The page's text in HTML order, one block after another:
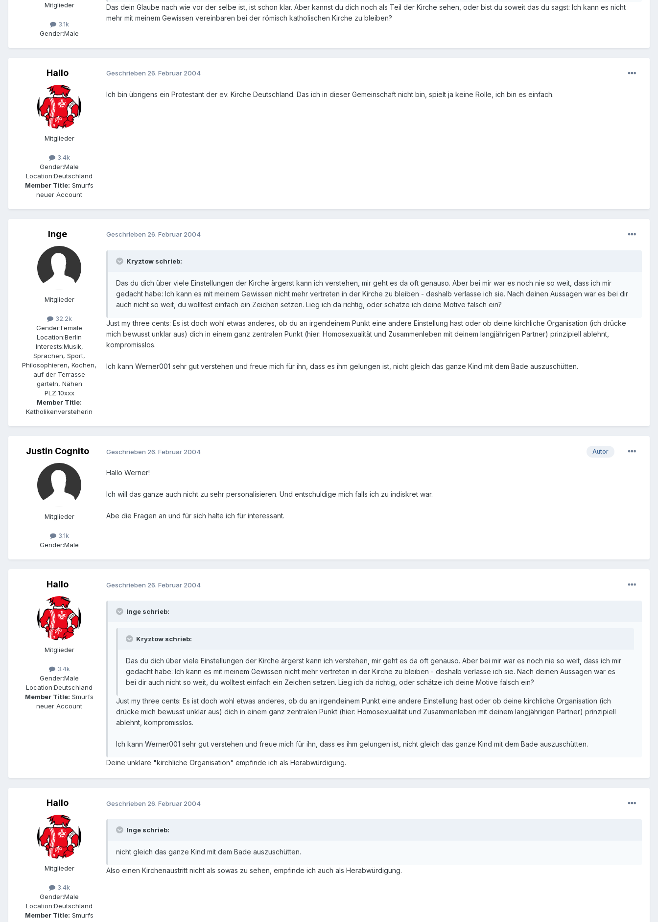
Mitglieder
3.1k
Gender:Male
Das dein Glaube nach wie vor der selbe ist, ist schon klar. Aber kannst du dich noch als Teil der Kirche sehen, oder bist du soweit das du sagst: Ich kann es nicht
mehr mit meinem Gewissen vereinbaren bei der römisch katholischen Kirche zu bleiben?
Hallo
Mitglieder
3.4k
Gender:Male
Location:Deutschland
Member Title: Smurfs
neuer Account
Geschrieben 26. Februar 2004
Ich bin übrigens ein Protestant der ev. Kirche Deutschland. Das ich in dieser Gemeinschaft nicht bin, spielt ja keine Rolle, ich bin es einfach.
Inge
Mitglieder
32.2k
Gender:Female
Location:Berlin
Interests:Musik,
Sprachen, Sport,
Philosophieren, Kochen,
auf der Terrasse
garteln, Nähen
PLZ:10xxx
Member Title:
Katholikenversteherin
Geschrieben 26. Februar 2004
Kryztow schrieb:
Das du dich über viele Einstellungen der Kirche ärgerst kann ich verstehen, mir geht es da oft genauso. Aber bei mir war es noch nie so weit, dass ich mir
gedacht habe: Ich kann es mit meinem Gewissen nicht mehr vertreten in der Kirche zu bleiben - deshalb verlasse ich sie. Nach deinen Aussagen war es bei dir
auch nicht so weit, du wolltest einfach ein Zeichen setzen. Lieg ich da richtig, oder schätze ich deine Motive falsch ein?
Just my three cents: Es ist doch wohl etwas anderes, ob du an irgendeinem Punkt eine andere Einstellung hast oder ob deine kirchliche Organisation (ich drücke
mich bewusst unklar aus) dich in einem ganz zentralen Punkt (hier: Homosexualität und Zusammenleben mit deinem langjährigen Partner) prinzipiell ablehnt,
kompromisslos.
Ich kann Werner001 sehr gut verstehen und freue mich für ihn, dass es ihm gelungen ist, nicht gleich das ganze Kind mit dem Bade auszuschütten.
Justin Cognito
Mitglieder
3.1k
Gender:Male
Autor
Geschrieben 26. Februar 2004
Hallo Werner!
Ich will das ganze auch nicht zu sehr personalisieren. Und entschuldige mich falls ich zu indiskret war.
Abe die Fragen an und für sich halte ich für interessant.
Hallo
Mitglieder
3.4k
Gender:Male
Location:Deutschland
Member Title: Smurfs
neuer Account
Geschrieben 26. Februar 2004
Inge schrieb:
Kryztow schrieb:
Das du dich über viele Einstellungen der Kirche ärgerst kann ich verstehen, mir geht es da oft genauso. Aber bei mir war es noch nie so weit, dass ich mir
gedacht habe: Ich kann es mit meinem Gewissen nicht mehr vertreten in der Kirche zu bleiben - deshalb verlasse ich sie. Nach deinen Aussagen war es
bei dir auch nicht so weit, du wolltest einfach ein Zeichen setzen. Lieg ich da richtig, oder schätze ich deine Motive falsch ein?
Just my three cents: Es ist doch wohl etwas anderes, ob du an irgendeinem Punkt eine andere Einstellung hast oder ob deine kirchliche Organisation (ich
drücke mich bewusst unklar aus) dich in einem ganz zentralen Punkt (hier: Homosexualität und Zusammenleben mit deinem langjährigen Partner) prinzipiell
ablehnt, kompromisslos.
Ich kann Werner001 sehr gut verstehen und freue mich für ihn, dass es ihm gelungen ist, nicht gleich das ganze Kind mit dem Bade auszuschütten.
Deine unklare "kirchliche Organisation" empfinde ich als Herabwürdigung.
Hallo
Mitglieder
3.4k
Gender:Male
Location:Deutschland
Member Title: Smurfs
Geschrieben 26. Februar 2004
Inge schrieb:
nicht gleich das ganze Kind mit dem Bade auszuschütten.
Also einen Kirchenaustritt nicht als sowas zu sehen, empfinde ich auch als Herabwürdigung.